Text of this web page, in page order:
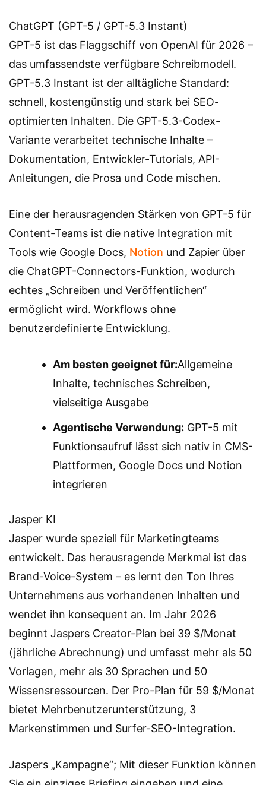
ChatGPT (GPT-5 / GPT-5.3 Instant)
GPT-5 ist das Flaggschiff von OpenAI für 2026 –
das umfassendste verfügbare Schreibmodell.
GPT-5.3 Instant ist der alltägliche Standard:
schnell, kostengünstig und stark bei SEO-
optimierten Inhalten. Die GPT-5.3-Codex-
Variante verarbeitet technische Inhalte –
Dokumentation, Entwickler-Tutorials, API-
Anleitungen, die Prosa und Code mischen.
Eine der herausragenden Stärken von GPT-5 für
Content-Teams ist die native Integration mit
Tools wie Google Docs, Notion und Zapier über
die ChatGPT-Connectors-Funktion, wodurch
echtes „Schreiben und Veröffentlichen“
ermöglicht wird. Workflows ohne
benutzerdefinierte Entwicklung.
Am besten geeignet für:Allgemeine
Inhalte, technisches Schreiben,
vielseitige Ausgabe
Agentische Verwendung: GPT-5 mit
Funktionsaufruf lässt sich nativ in CMS-
Plattformen, Google Docs und Notion
integrieren
Jasper KI
Jasper wurde speziell für Marketingteams
entwickelt. Das herausragende Merkmal ist das
Brand-Voice-System – es lernt den Ton Ihres
Unternehmens aus vorhandenen Inhalten und
wendet ihn konsequent an. Im Jahr 2026
beginnt Jaspers Creator-Plan bei 39 $/Monat
(jährliche Abrechnung) und umfasst mehr als 50
Vorlagen, mehr als 30 Sprachen und 50
Wissensressourcen. Der Pro-Plan für 59 $/Monat
bietet Mehrbenutzerunterstützung, 3
Markenstimmen und Surfer-SEO-Integration.
Jaspers „Kampagne“; Mit dieser Funktion können